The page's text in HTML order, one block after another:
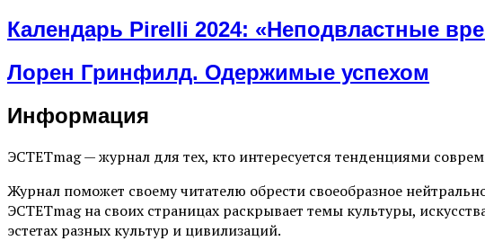
Календарь Pirelli 2024: «Неподвластные
Лорен Гринфилд. Одержимые успехом
Информация
ЭСТЕТmag — журнал для тех, кто интересуется тенденциями
Журнал поможет своему читателю обрести своеобразное
ЭСТЕТmag на своих страницах раскрывает темы культуры,
эстетах разных культур и цивилизаций.